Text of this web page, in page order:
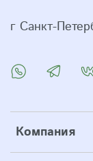
Компания
г Санкт-